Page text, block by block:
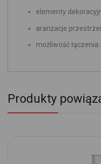
elementy
aranżacje
możliwość
Produkty